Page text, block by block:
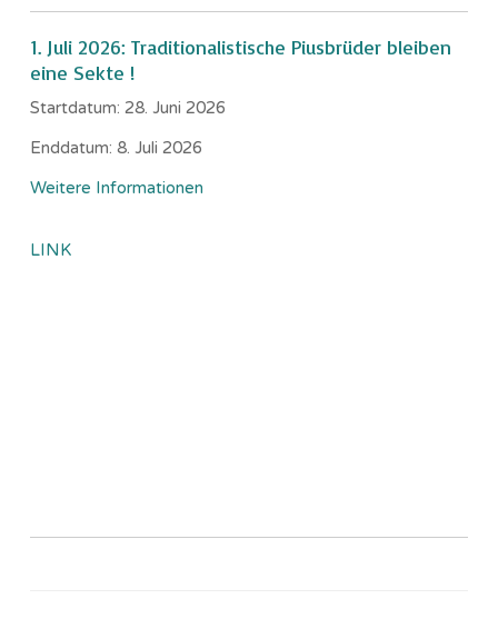
1. Juli 2026: Traditionalistische Piusbrüder bleiben
eine Sekte !
Startdatum: 28. Juni 2026
Enddatum: 8. Juli 2026
Weitere Informationen
LINK